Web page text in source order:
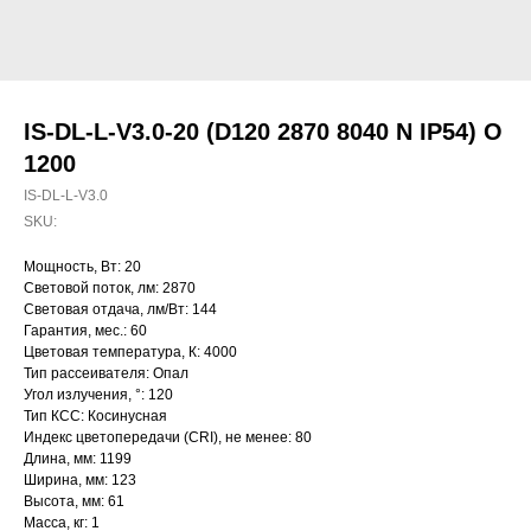
IS-DL-L-V3.0-20 (D120 2870 8040 N IP54) O
1200
IS-DL-L-V3.0
SKU:
Мощность, Вт: 20
Световой поток, лм: 2870
Световая отдача, лм/Вт: 144
Гарантия, мес.: 60
Цветовая температура, К: 4000
Тип рассеивателя: Опал
Угол излучения, °: 120
Тип КСС: Косинусная
Индекс цветопередачи (CRI), не менее: 80
Длина, мм: 1199
Ширина, мм: 123
Высота, мм: 61
Масса, кг: 1